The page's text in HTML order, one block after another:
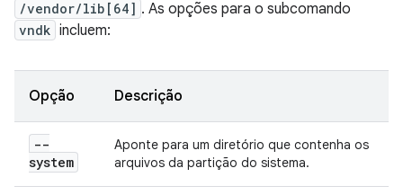
/vendor/lib[64] . As opções para o subcomando
vndk incluem:
Opção Descrição
--
system
Aponte para um diretório que contenha os
arquivos da partição do sistema.